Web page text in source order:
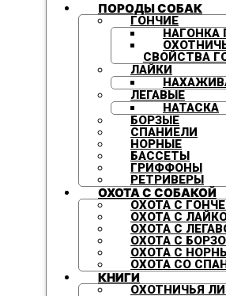
ПОРОДЫ СОБАК
ГОНЧИЕ
НАГОНКА
СВОЙСТВА
ЛАЙКИ
ЛЕГАВЫЕ
НАТАСКА
БОРЗЫЕ
СПАНИЕЛИ
НОРНЫЕ
БАССЕТЫ
ГРИФФОНЫ
РЕТРИВЕРЫ
ОХОТА С СОБАКОЙ
ОХОТА С
ОХОТА С
ОХОТА С
ОХОТА С
ОХОТА С
ОХОТА СО
КНИГИ
ОХОТНИЧЬЯ